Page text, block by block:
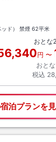
ト
ド） 禁煙 62平米
おとな2
円 〜
おと
税込
泊プランを